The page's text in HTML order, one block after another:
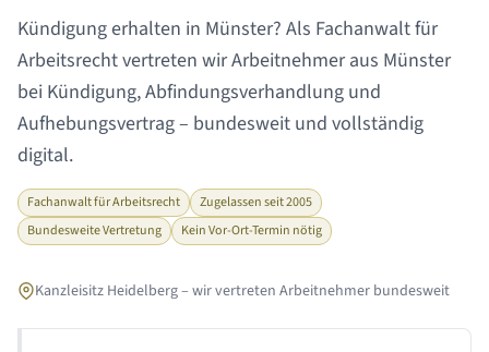
Kündigung erhalten in Münster? Als Fachanwalt für
Arbeitsrecht vertreten wir Arbeitnehmer aus Münster
bei Kündigung, Abfindungsverhandlung und
Aufhebungsvertrag – bundesweit und vollständig
digital.
Fachanwalt für Arbeitsrecht
Zugelassen seit 2005
Bundesweite Vertretung
Kein Vor-Ort-Termin nötig
Kanzleisitz Heidelberg – wir vertreten Arbeitnehmer bundesweit